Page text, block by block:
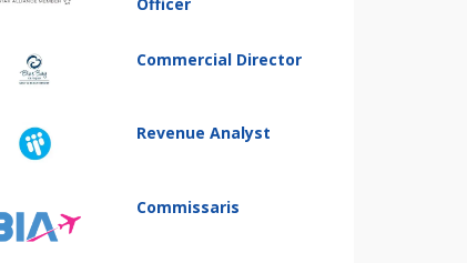
Commercial Director
Revenue Analyst
Commissaris